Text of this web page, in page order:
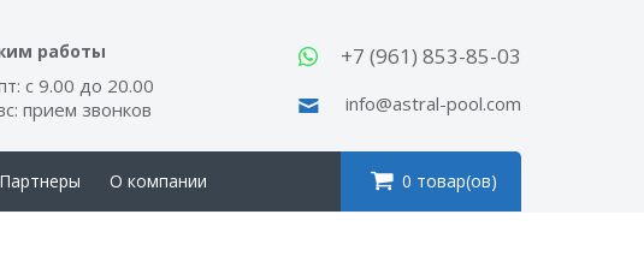
работы
с 9.00 до 20.00
прием звонков
+7 (961) 853-85-03
info@astral-pool.com
Партнеры О компании 0 товар(ов)